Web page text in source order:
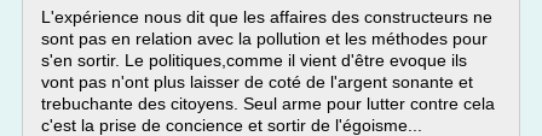
L'expérience nous dit que les affaires des constructeurs ne
sont pas en relation avec la pollution et les méthodes pour
s'en sortir. Le politiques,comme il vient d'être evoque ils
vont pas n'ont plus laisser de coté de l'argent sonante et
trebuchante des citoyens. Seul arme pour lutter contre cela
c'est la prise de concience et sortir de l'égoisme...